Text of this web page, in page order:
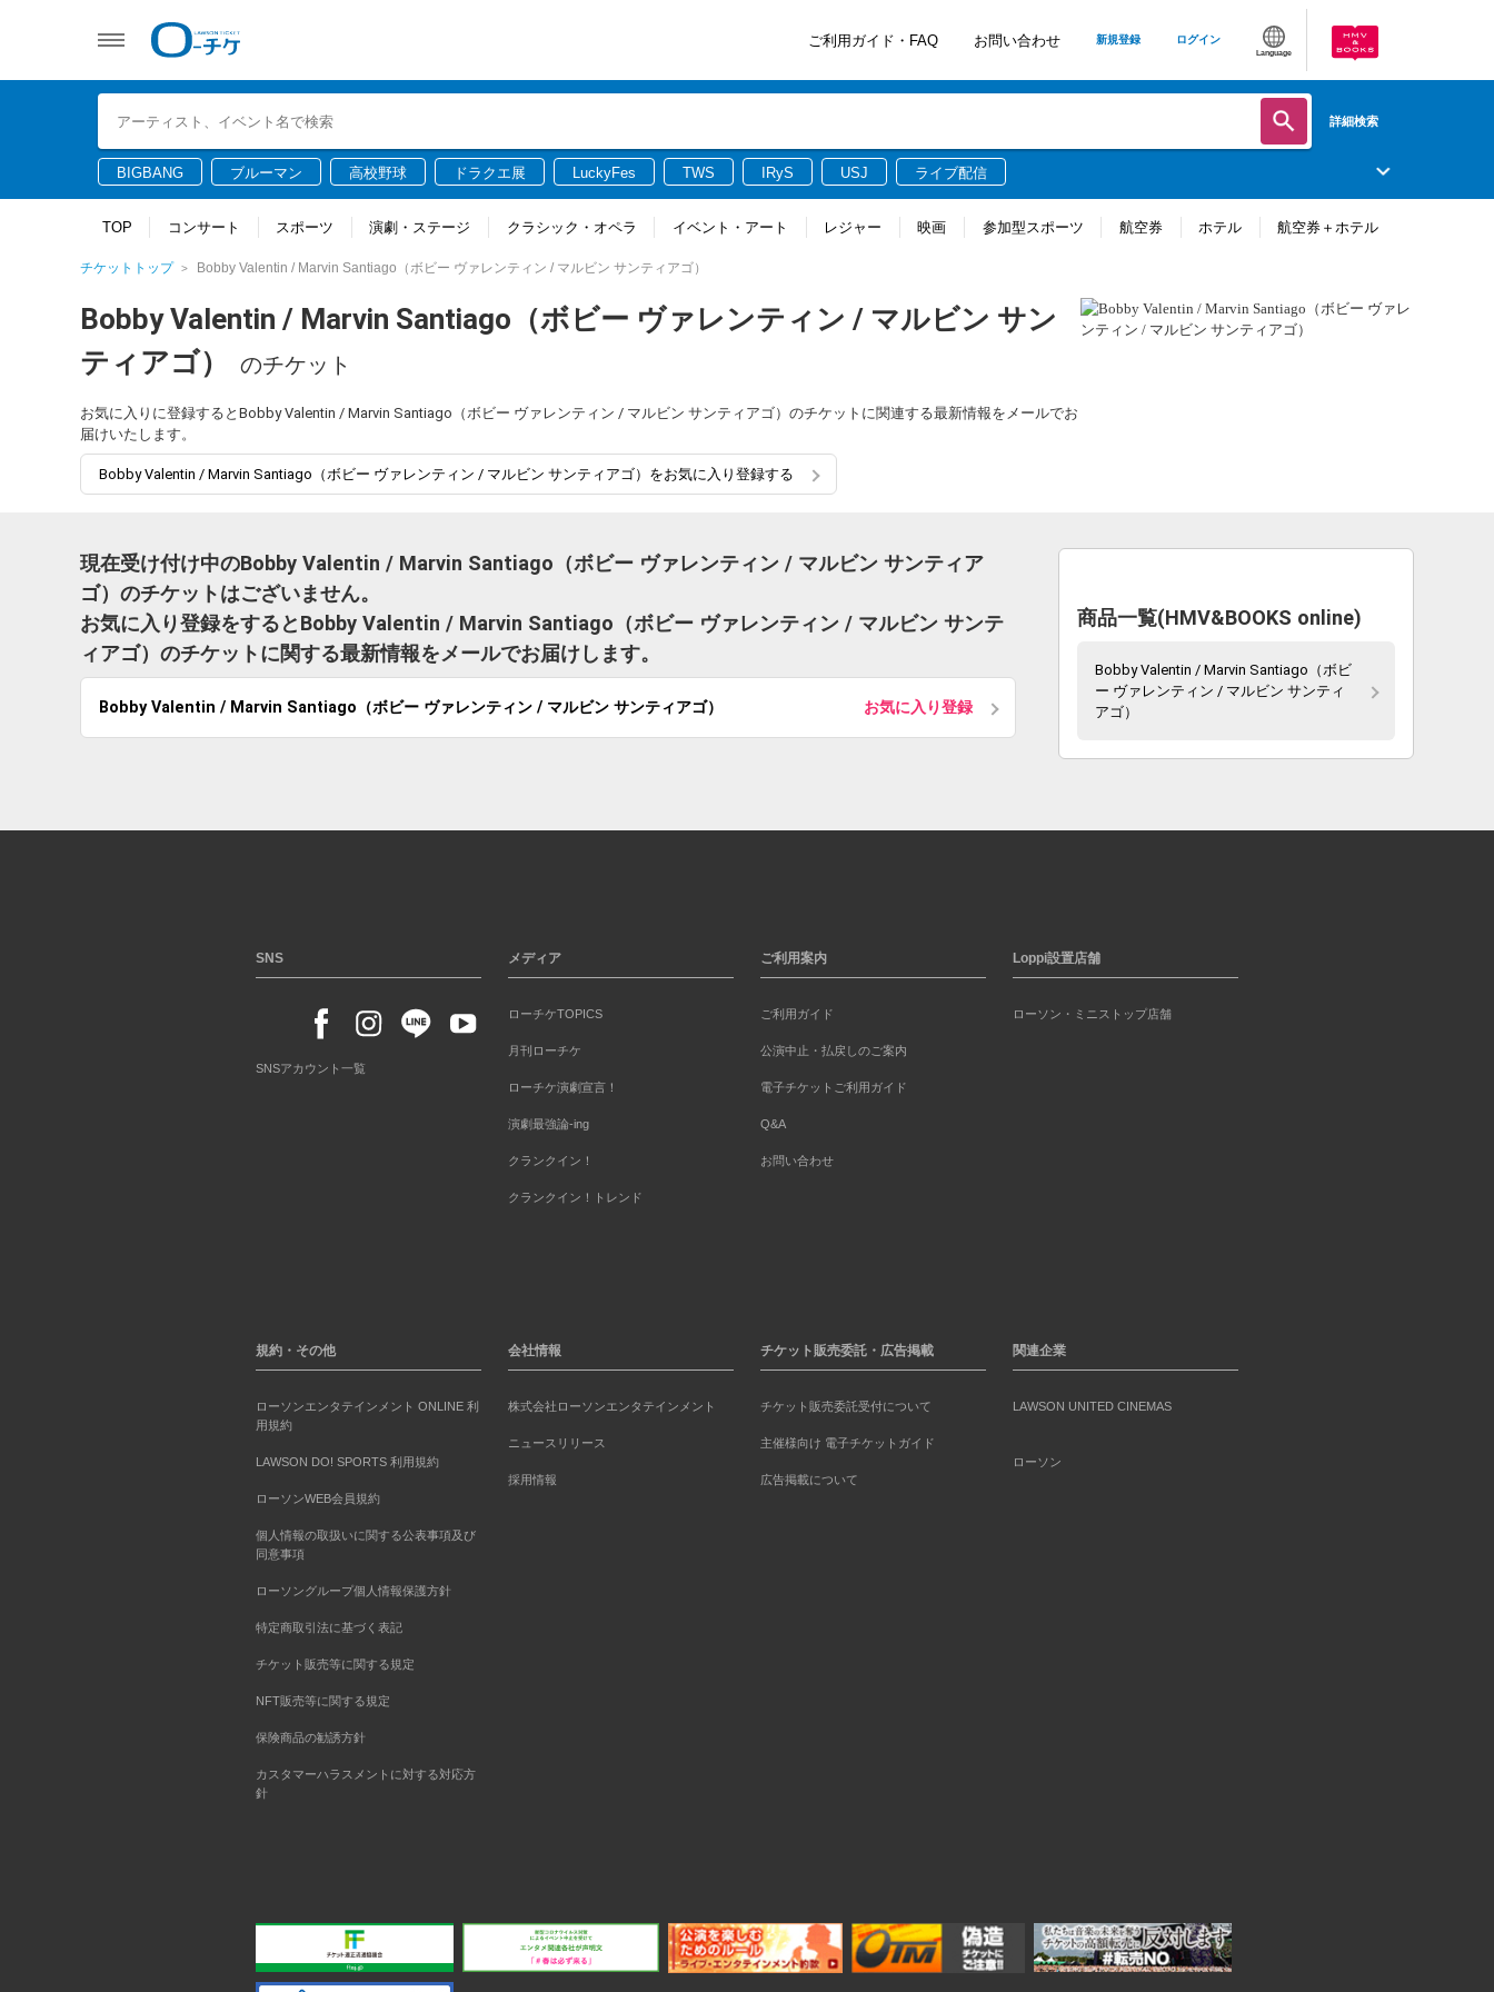
ご利用ガイド・FAQ お問い合わせ 新規登録 ログイン
Language
詳細検索
BIGBANG ブルーマン 高校野球 ドラクエ展 LuckyFes TWS IRyS USJ ライブ配信
TOP コンサート スポーツ 演劇・ステージ クラシック・オペラ イベント・アート レジャー 映画 参加型スポーツ 航空券 ホテル 航空券＋ホテル
チケットトップ Bobby Valentin / Marvin Santiago（ボビー ヴァレンティン / マルビン サンティアゴ）
Bobby Valentin / Marvin Santiago（ボビー ヴァレンティン / マルビン サン
ティアゴ）
のチケット
お気に入りに登録するとBobby Valentin / Marvin Santiago（ボビー ヴァレンティン / マルビン サンティアゴ）のチケットに関連する最新情報をメールでお
届けいたします。
Bobby Valentin / Marvin Santiago（ボビー ヴァレンティン / マルビン サンティアゴ）をお気に入り登録する
現在受け付け中のBobby Valentin / Marvin Santiago（ボビー ヴァレンティン / マルビン サンティア
ゴ）のチケットはございません。
お気に入り登録をするとBobby Valentin / Marvin Santiago（ボビー ヴァレンティン / マルビン サンテ
ィアゴ）のチケットに関する最新情報をメールでお届けします。
Bobby Valentin / Marvin Santiago（ボビー ヴァレンティン / マルビン サンティアゴ） お気に入り登録
商品一覧(HMV&BOOKS online)
Bobby Valentin / Marvin Santiago（ボビ
ー ヴァレンティン / マルビン サンティ
アゴ）
SNS
SNSアカウント一覧
メディア
ローチケTOPICS
月刊ローチケ
ローチケ演劇宣言！
演劇最強論-ing
クランクイン！
クランクイン！トレンド
ご利用案内
ご利用ガイド
公演中止・払戻しのご案内
電子チケットご利用ガイド
Q&A
お問い合わせ
Loppi設置店舗
ローソン・ミニストップ店舗
規約・その他
ローソンエンタテインメント ONLINE 利
用規約
LAWSON DO! SPORTS 利用規約
ローソンWEB会員規約
個人情報の取扱いに関する公表事項及び
同意事項
ローソングループ個人情報保護方針
特定商取引法に基づく表記
チケット販売等に関する規定
NFT販売等に関する規定
保険商品の勧誘方針
カスタマーハラスメントに対する対応方
針
会社情報
株式会社ローソンエンタテインメント
ニュースリリース
採用情報
チケット販売委託・広告掲載
チケット販売委託受付について
主催様向け 電子チケットガイド
広告掲載について
関連企業
LAWSON UNITED CINEMAS
ローソン